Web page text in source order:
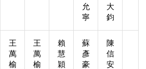
允
寧
大
鈞
王
萬
榆
王
萬
榆
賴
慧
穎
蘇
彥
豪
陳
信
安